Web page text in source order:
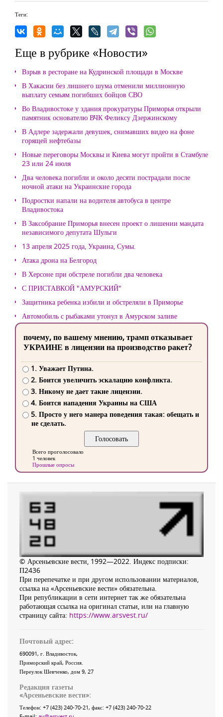
Теги:
Еще в рубрике «Новости»
Взрыв в ресторане на Кудринской площади в Москве
В Хакасии без лишнего шума отменили миллионную
выплату семьям погибших бойцов СВО
Во Владивостоке у здания прокуратуры Приморья открыли
памятник основателю ВЧК Феликсу Дзержинскому
В Адлере задержали девушек, снимавших видео на фоне
горящей нефтебазы
Новые переговоры Москвы и Киева могут пройти в Стамбуле
23 или 24 июля
Два человека погибли и около десяти пострадали после
ночной атаки на Украинские города
Подростки напали на водителя автобуса в центре
Владивостока
В Заксобрание Приморья внесен проект о лишении мандата
независимого депутата Шульги
13 апреля 2025 года, Украина, Сумы.
Атака дрона на Белгород
В Херсоне при обстреле погибли два человека
С ПРИСТАВКОЙ "АМУРСКИЙ"
Защитника ребенка избили и обстреляли в Приморье
Автомобиль с рыбаками утонул в Амурском заливе
почему, по вашему мнению, трамп отказывает
УКРАИНЕ в лицензии на производство ракет?
1. Уважает Путина.
2. Боится увеличить эскалацию конфликта.
3. Никому не дает такие лицензии.
4. Боится нападения Украины на США
5. Просто у него манера поведения такая: обещать и
не сделать.
Всего проголосовало
1 человек
Прошлые опросы
© Арсеньевские вести, 1992—2022. Индекс подписки:
П2436
При перепечатке и при другом использовании материалов,
ссылка на «Арсеньевские вести» обязательна.
При републикации в сети интернет так же обязательна
работающая ссылка на оригинал статьи, или на главную
страницу сайта: https://www.arsvest.ru/
Почтовый адрес:
690091, г. Владивосток,
Приморский край, Россия
Переулок Шевченко, дом 9, 27
Редакция газеты
«Арсеньевские вести»:
Телефон: +7 (423) 240-70-21, факс: +7 (423) 240-70-22